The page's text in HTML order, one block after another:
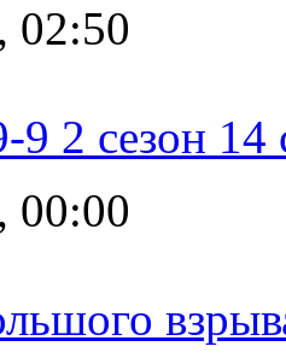
02:50
9 2 сезон 14
00:00